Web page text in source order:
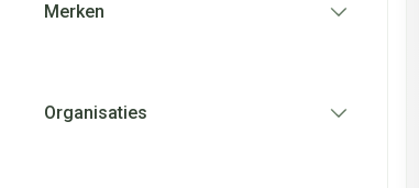
Merken
Organisaties